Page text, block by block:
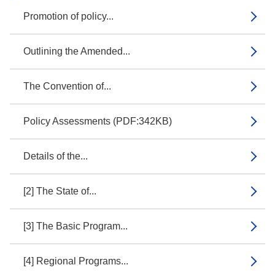
Promotion of policy...
Outlining the Amended...
The Convention of...
Policy Assessments (PDF:342KB)
Details of the...
[2] The State of...
[3] The Basic Program...
[4] Regional Programs...